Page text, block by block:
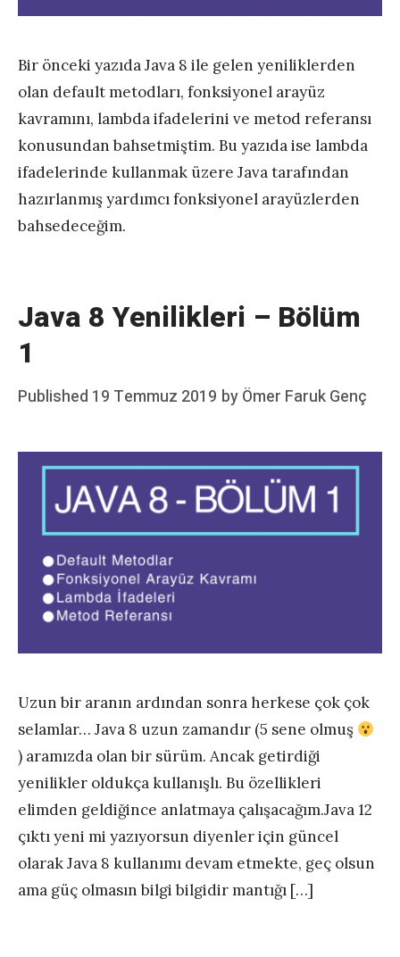
Bir önceki yazıda Java 8 ile gelen yeniliklerden
olan default metodları, fonksiyonel arayüz
kavramını, lambda ifadelerini ve metod referansı
konusundan bahsetmiştim. Bu yazıda ise lambda
ifadelerinde kullanmak üzere Java tarafından
hazırlanmış yardımcı fonksiyonel arayüzlerden
bahsedeceğim.
Java 8 Yenilikleri – Bölüm
1
Posted
Published 19 Temmuz 2019 byÖmer Faruk Genç
Uzun bir aranın ardından sonra herkese çok çok
selamlar… Java 8 uzun zamandır (5 sene olmuş
) aramızda olan bir sürüm. Ancak getirdiği
yenilikler oldukça kullanışlı. Bu özellikleri
elimden geldiğince anlatmaya çalışacağım.Java 12
çıktı yeni mi yazıyorsun diyenler için güncel
olarak Java 8 kullanımı devam etmekte, geç olsun
ama güç olmasın bilgi bilgidir mantığı […]